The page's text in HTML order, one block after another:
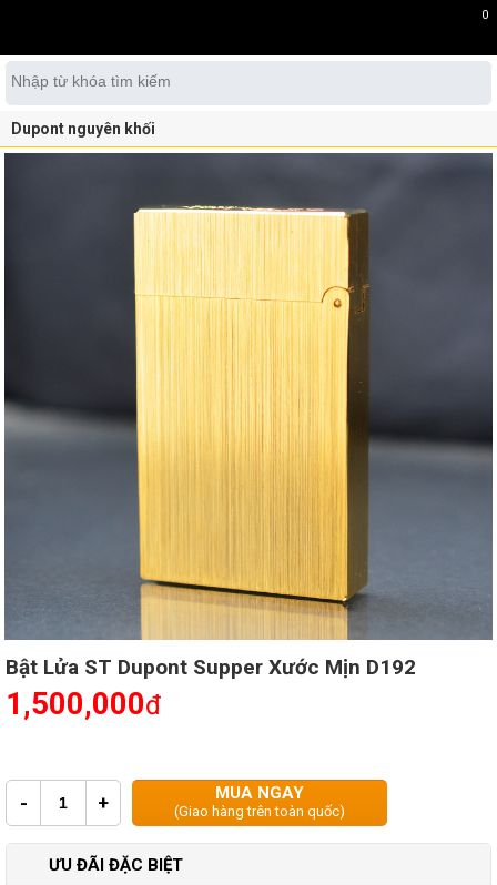
0
Dupont nguyên khối
Bật Lửa ST Dupont Supper Xước Mịn D192
1,500,000đ
- + MUA NGAY
(Giao hàng trên toàn quốc)
ƯU ĐÃI ĐẶC BIỆT